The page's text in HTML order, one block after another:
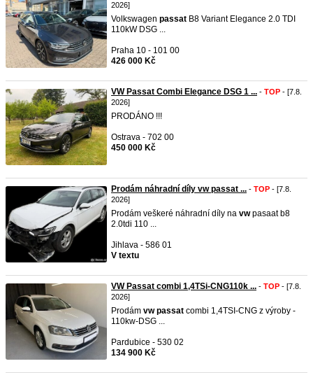
2026]
Volkswagen passat B8 Variant Elegance 2.0 TDI
110kW DSG ...
Praha 10 - 101 00
426 000 Kč
VW Passat Combi Elegance DSG 1 ... - TOP - [7.8.
2026]
PRODÁNO !!!
Ostrava - 702 00
450 000 Kč
Prodám náhradní díly vw passat ... - TOP - [7.8.
2026]
Prodám veškeré náhradní díly na vwpasaat b8
2.0tdi 110 ...
Jihlava - 586 01
V textu
VW Passat combi 1,4TSi-CNG110k ... - TOP - [7.8.
2026]
Prodám vw passat combi 1,4TSI-CNG z výroby -
110kw-DSG ...
Pardubice - 530 02
134 900 Kč